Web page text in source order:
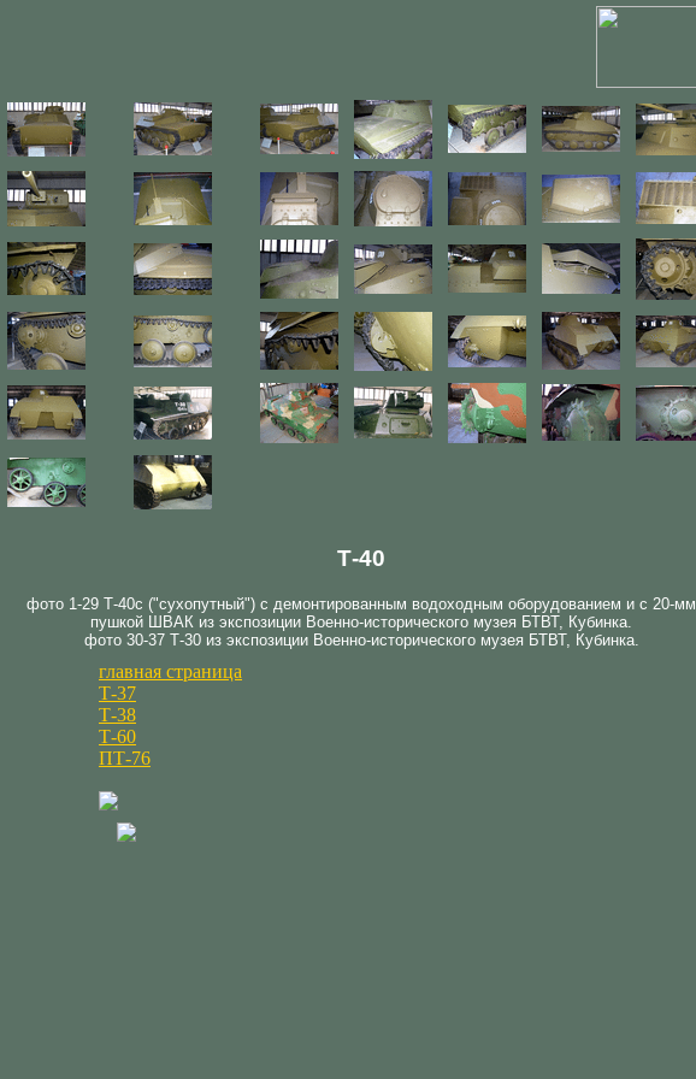
Т-40
фото 1-29 Т-40с ("сухопутный") с демонтированным водоходным оборудованием и с 20-мм
пушкой ШВАК из экспозиции Военно-исторического музея БТВТ, Кубинка.
фото 30-37 Т-30 из экспозиции Военно-исторического музея БТВТ, Кубинка.
главная страница
Т-37
Т-38
Т-60
ПТ-76